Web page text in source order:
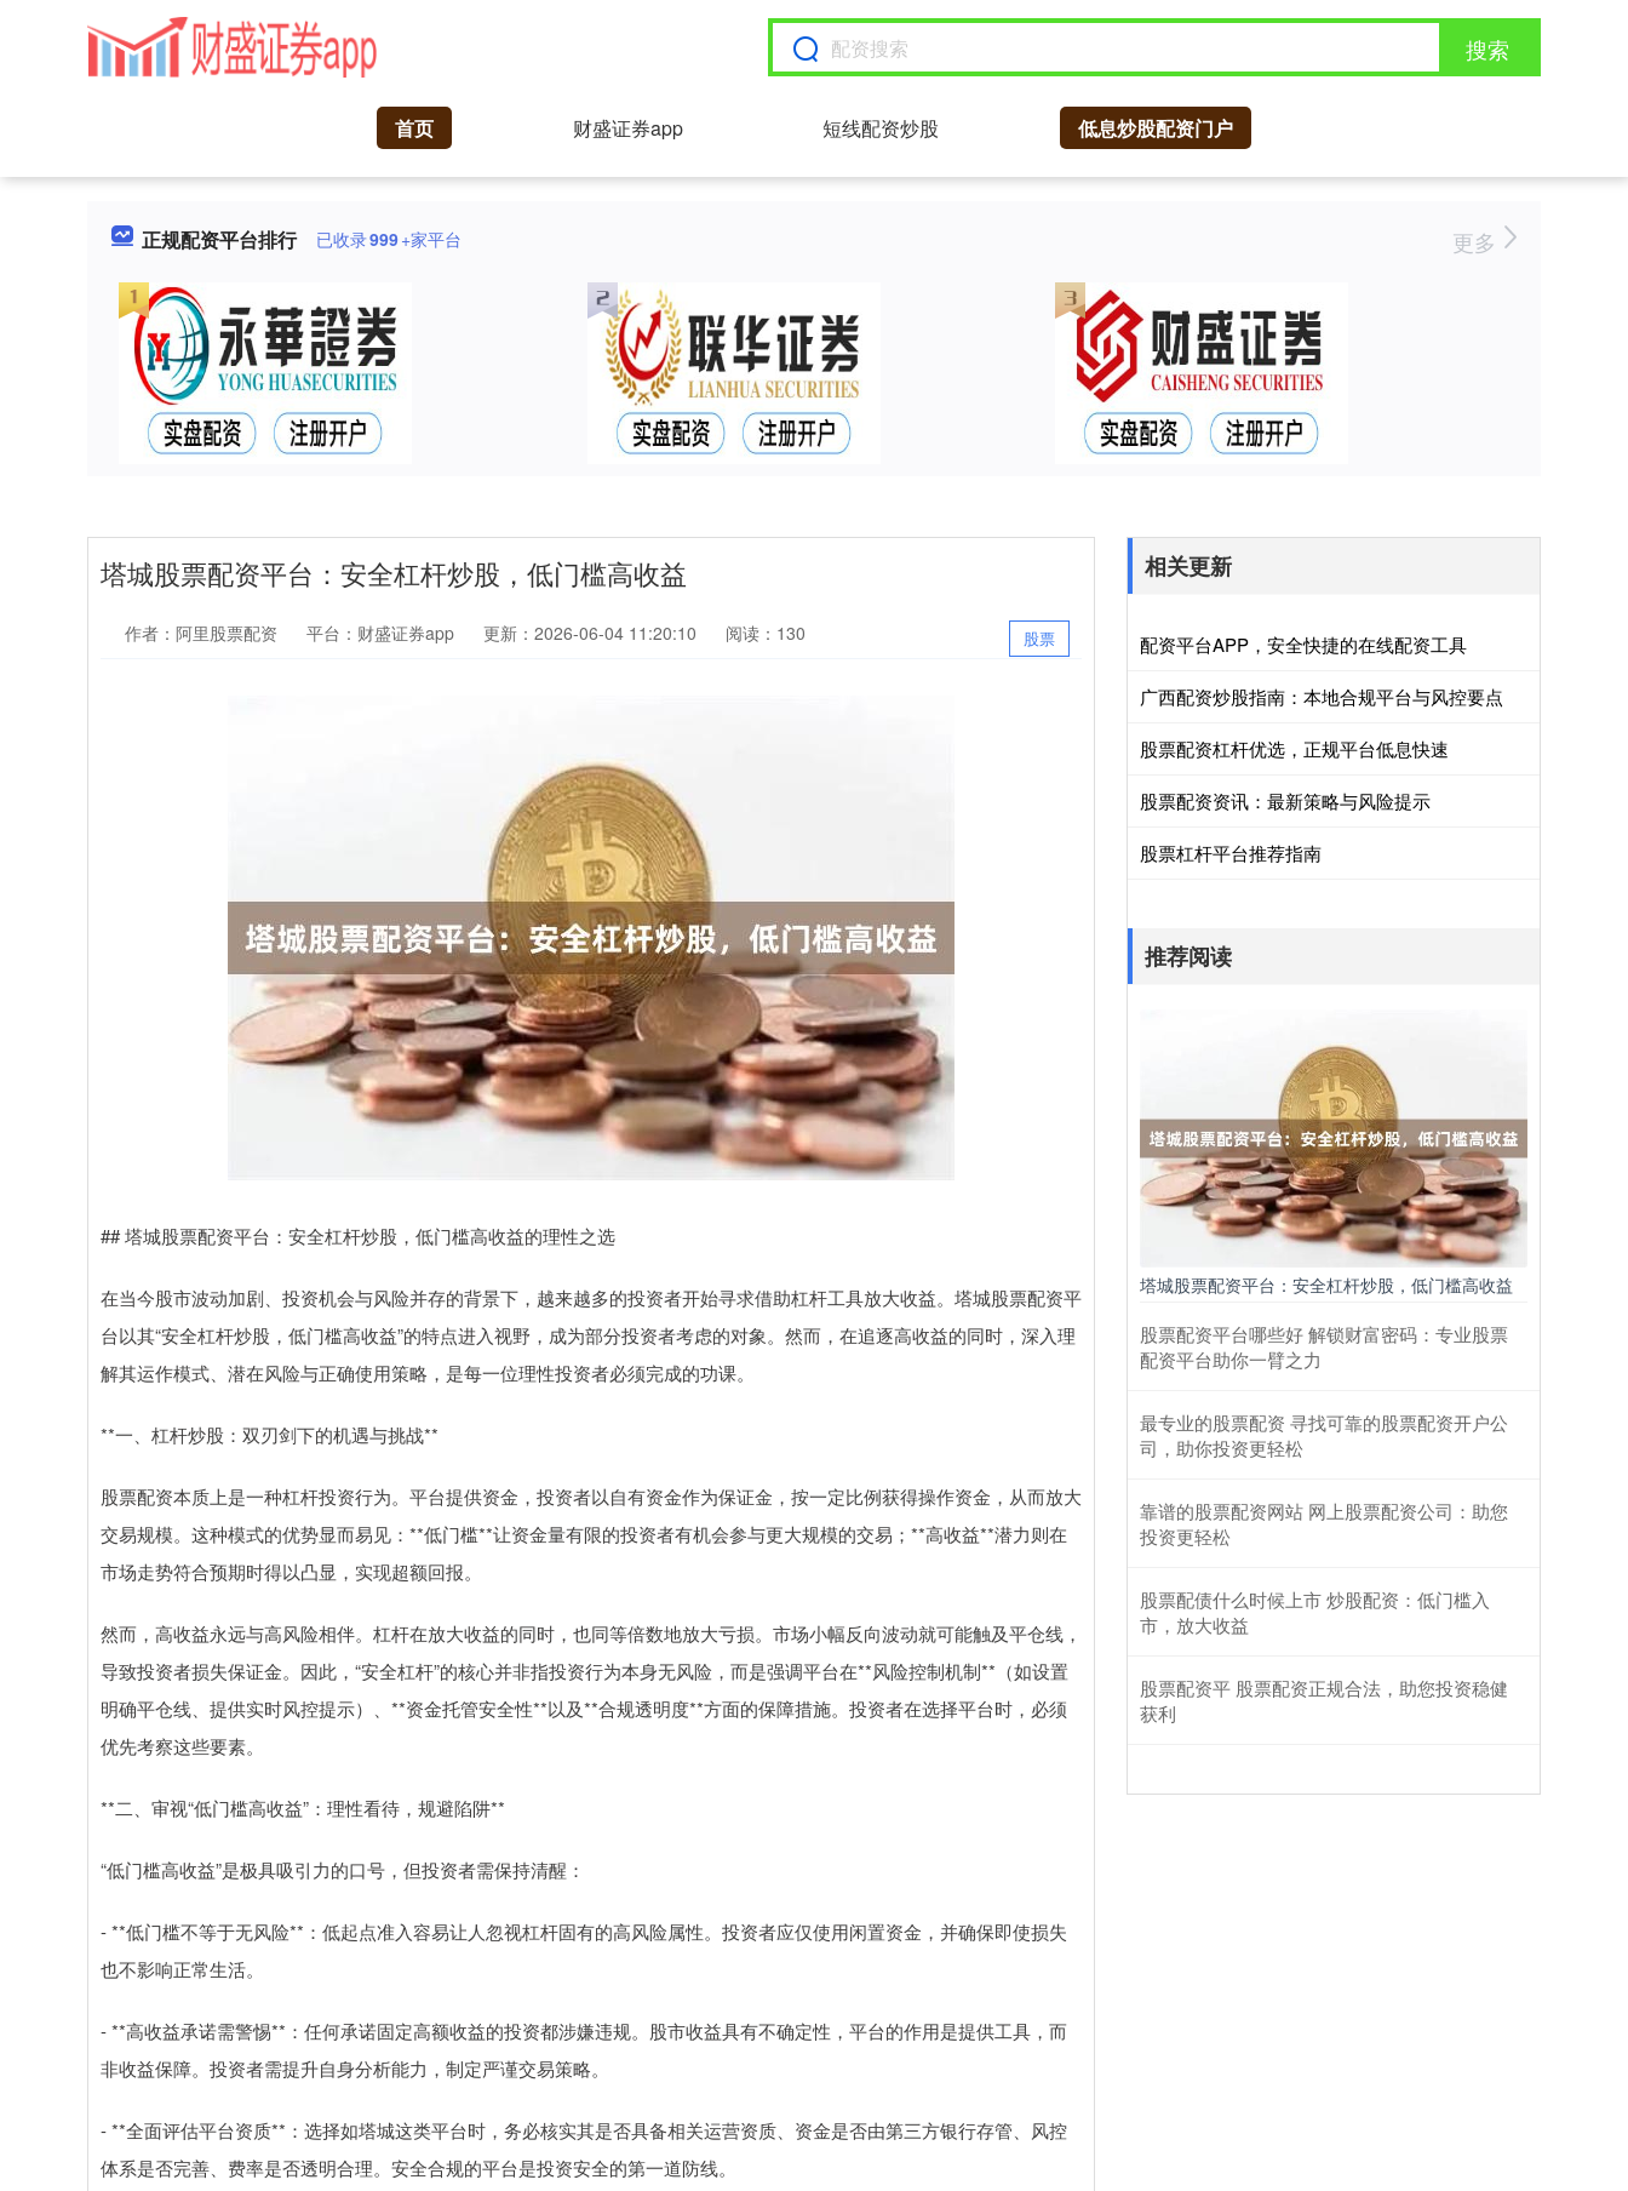
搜索
首页 财盛证券app 短线配资炒股 低息炒股配资门户
正规配资平台排行 已收录999+家平台 更多
塔城股票配资平台：安全杠杆炒股，低门槛高收益
股票
作者：阿里股票配资 平台：财盛证券app 更新：2026-06-04 11:20:10 阅读：130
## 塔城股票配资平台：安全杠杆炒股，低门槛高收益的理性之选
在当今股市波动加剧、投资机会与风险并存的背景下，越来越多的投资者开始寻求借助杠杆工具放大收益。塔城股票配资平
台以其“安全杠杆炒股，低门槛高收益”的特点进入视野，成为部分投资者考虑的对象。然而，在追逐高收益的同时，深入理
解其运作模式、潜在风险与正确使用策略，是每一位理性投资者必须完成的功课。
**一、杠杆炒股：双刃剑下的机遇与挑战**
股票配资本质上是一种杠杆投资行为。平台提供资金，投资者以自有资金作为保证金，按一定比例获得操作资金，从而放大
交易规模。这种模式的优势显而易见：**低门槛**让资金量有限的投资者有机会参与更大规模的交易；**高收益**潜力则在
市场走势符合预期时得以凸显，实现超额回报。
然而，高收益永远与高风险相伴。杠杆在放大收益的同时，也同等倍数地放大亏损。市场小幅反向波动就可能触及平仓线，
导致投资者损失保证金。因此，“安全杠杆”的核心并非指投资行为本身无风险，而是强调平台在**风险控制机制**（如设置
明确平仓线、提供实时风控提示）、**资金托管安全性**以及**合规透明度**方面的保障措施。投资者在选择平台时，必须
优先考察这些要素。
**二、审视“低门槛高收益”：理性看待，规避陷阱**
“低门槛高收益”是极具吸引力的口号，但投资者需保持清醒：
- **低门槛不等于无风险**：低起点准入容易让人忽视杠杆固有的高风险属性。投资者应仅使用闲置资金，并确保即使损失
也不影响正常生活。
- **高收益承诺需警惕**：任何承诺固定高额收益的投资都涉嫌违规。股市收益具有不确定性，平台的作用是提供工具，而
非收益保障。投资者需提升自身分析能力，制定严谨交易策略。
- **全面评估平台资质**：选择如塔城这类平台时，务必核实其是否具备相关运营资质、资金是否由第三方银行存管、风控
体系是否完善、费率是否透明合理。安全合规的平台是投资安全的第一道防线。
相关更新
配资平台APP，安全快捷的在线配资工具
广西配资炒股指南：本地合规平台与风控要点
股票配资杠杆优选，正规平台低息快速
股票配资资讯：最新策略与风险提示
股票杠杆平台推荐指南
推荐阅读
塔城股票配资平台：安全杠杆炒股，低门槛高收益
股票配资平台哪些好 解锁财富密码：专业股票
配资平台助你一臂之力
最专业的股票配资 寻找可靠的股票配资开户公
司，助你投资更轻松
靠谱的股票配资网站 网上股票配资公司：助您
投资更轻松
股票配债什么时候上市 炒股配资：低门槛入
市，放大收益
股票配资平 股票配资正规合法，助您投资稳健
获利